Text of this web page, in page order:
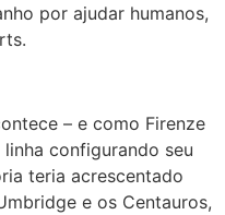
por ajudar humanos,
– e como Firenze
configurando seu
teria acrescentado
e os Centauros,